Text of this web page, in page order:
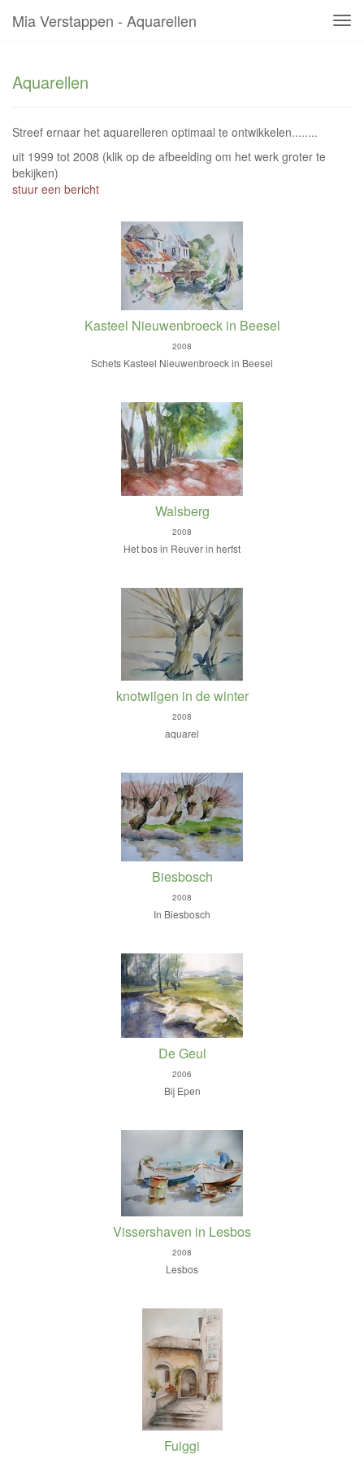
Mia Verstappen - Aquarellen
Aquarellen
Streef ernaar het aquarelleren optimaal te ontwikkelen........
uit 1999 tot 2008 (klik op de afbeelding om het werk groter te
bekijken)
stuur een bericht
Kasteel Nieuwenbroeck in Beesel
2008
Schets Kasteel Nieuwenbroeck in Beesel
Walsberg
2008
Het bos in Reuver in herfst
knotwilgen in de winter
2008
aquarel
Biesbosch
2008
In Biesbosch
De Geul
2006
Bij Epen
Vissershaven in Lesbos
2008
Lesbos
Fuiggi